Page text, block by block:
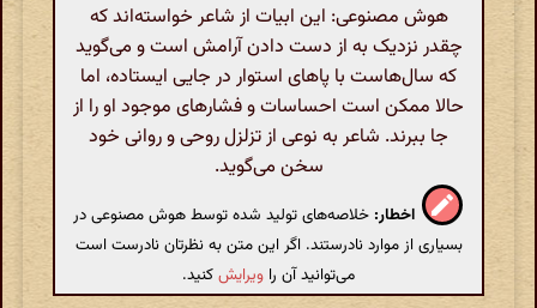
هوش مصنوعی: این ابیات از شاعر خواسته‌اند که
چقدر نزدیک به از دست دادن آرامش است و می‌گوید
که سال‌هاست با پاهای استوار در جایی ایستاده، اما
حالا ممکن است احساسات و فشارهای موجود او را از
جا ببرند. شاعر به نوعی از تزلزل روحی و روانی خود
سخن می‌گوید.
اخطار: خلاصه‌های تولید شده توسط هوش مصنوعی در
بسیاری از موارد نادرستند. اگر این متن به نظرتان نادرست است
می‌توانید آن را ویرایشکنید.